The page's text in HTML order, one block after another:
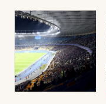
30 - Gard
Mon email